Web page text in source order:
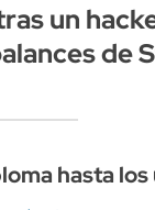
un
de
hasta